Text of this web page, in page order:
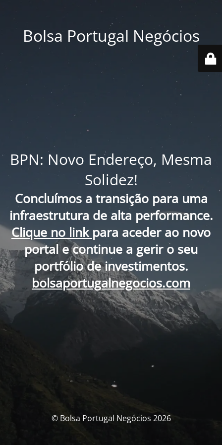
Bolsa Portugal Negócios
BPN: Novo Endereço, Mesma
Solidez!
Concluímos a transição para uma
infraestrutura de alta performance.
Clique no link para aceder ao novo
portal e continue a gerir o seu
portfólio de investimentos.
bolsaportugalnegocios.com
© Bolsa Portugal Negócios 2026